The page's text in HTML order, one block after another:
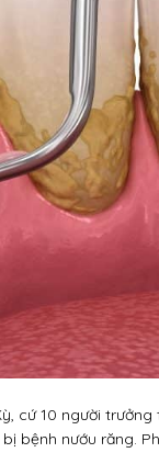
cứ 10 người
bệnh nướu răng.